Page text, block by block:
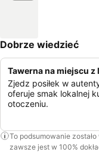
Dobrze wiedzieć
Tawerna na miejscu
Zjedz posiłek w
oferuje smak lokalnej
otoczeniu.
To podsumowanie
zawsze jest w 100%